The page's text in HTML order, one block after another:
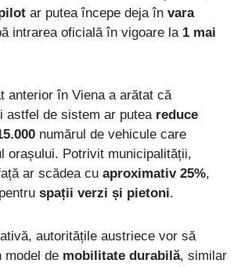
ar putea începe deja în vara
intrarea oficială în vigoare la 1 mai
anterior în Viena a arătat că
astfel de sistem ar putea reduce
numărul de vehicule care
orașului. Potrivit municipalității,
ar scădea cu aproximativ 25%,
spații verzi și pietoni.
autoritățile austriece vor să
model de mobilitate durabilă, similar